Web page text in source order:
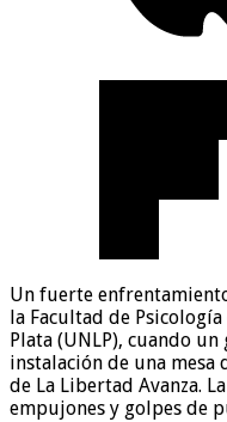
Un fuerte
la Facultad de
Plata (UNLP), cuando
instalación de una
de La Libertad Avanza.
empujones y golpes de